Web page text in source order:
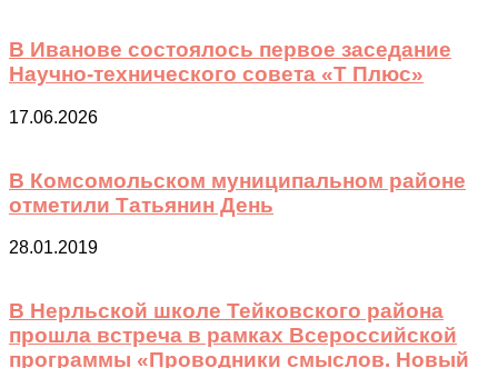
В Иванове состоялось первое заседание
Научно-технического совета «Т Плюс»
17.06.2026
В Комсомольском муниципальном районе
отметили Татьянин День
28.01.2019
В Нерльской школе Тейковского района
прошла встреча в рамках Всероссийской
программы «Проводники смыслов. Новый